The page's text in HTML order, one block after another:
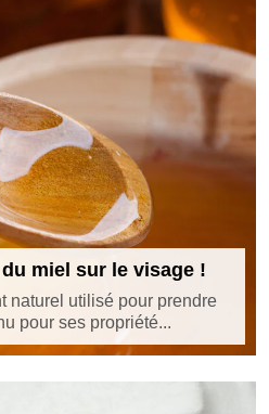
miel sur le visage !
naturel utilisé pour prendre
pour ses propriété...